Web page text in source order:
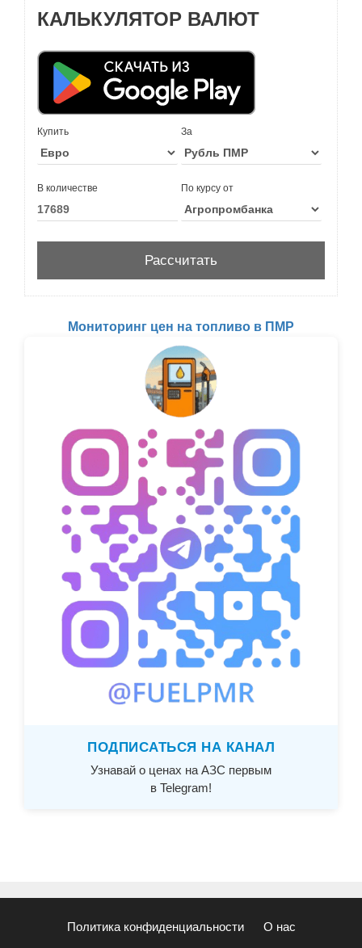
КАЛЬКУЛЯТОР ВАЛЮТ
Купить За
В количестве По курсу от
Мониторинг цен на топливо в ПМР
ПОДПИСАТЬСЯ НА КАНАЛ
Узнавай о ценах на АЗС первым
в Telegram!
Политика конфиденциальности О нас